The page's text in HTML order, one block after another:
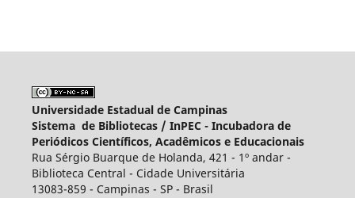
Universidade Estadual de Campinas
Sistema de Bibliotecas / InPEC - Incubadora de
Periódicos Científicos, Acadêmicos e Educacionais
Rua Sérgio Buarque de Holanda, 421 - 1º andar -
Biblioteca Central - Cidade Universitária
13083-859 - Campinas - SP - Brasil